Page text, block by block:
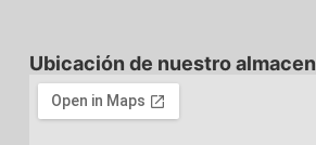
Ubicación de nuestro almacen